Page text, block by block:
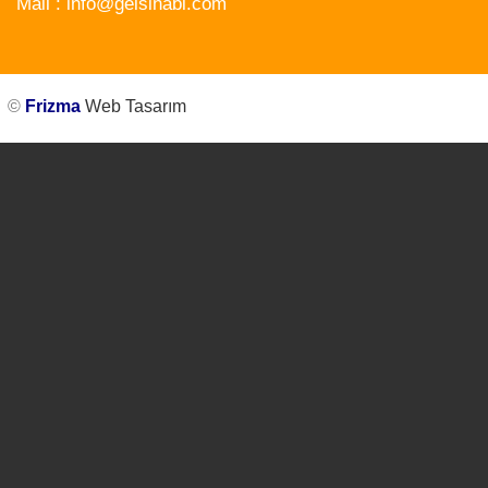
© Frizma Web Tasarım